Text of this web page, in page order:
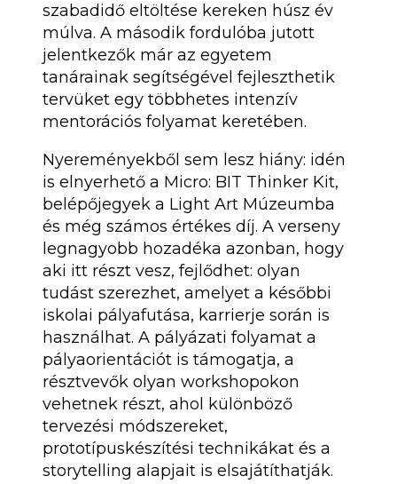
szabadidő eltöltése kereken húsz év
múlva. A második fordulóba jutott
jelentkezők már az egyetem
tanárainak segítségével fejleszthetik
tervüket egy többhetes intenzív
mentorációs folyamat keretében.
Nyereményekből sem lesz hiány: idén
is elnyerhető a Micro: BIT Thinker Kit,
belépőjegyek a Light Art Múzeumba
és még számos értékes díj. A verseny
legnagyobb hozadéka azonban, hogy
aki itt részt vesz, fejlődhet: olyan
tudást szerezhet, amelyet a későbbi
iskolai pályafutása, karrierje során is
használhat. A pályázati folyamat a
pályaorientációt is támogatja, a
résztvevők olyan workshopokon
vehetnek részt, ahol különböző
tervezési módszereket,
prototípuskészítési technikákat és a
storytelling alapjait is elsajátíthatják.